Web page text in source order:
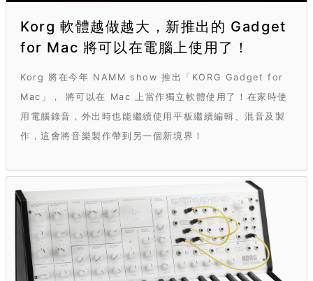
Korg 軟體越做越大，新推出的 Gadget
for Mac 將可以在電腦上使用了！
Korg 將在今年 NAMM show 推出「KORG Gadget for
Mac」， 將可以在 Mac 上當作獨立軟體使用了！在家時使
用電腦錄音，外出時也能繼續使用平板繼續編輯、混音及製
作，這會將音樂製作帶到另一個新境界！